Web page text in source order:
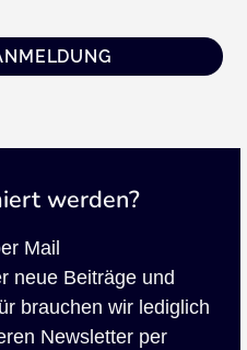
werden?
Mail
neue Beiträge und
brauchen wir lediglich
Newsletter per